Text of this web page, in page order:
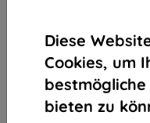
Diese
Cookies, um
bieten zu
vom ganzen